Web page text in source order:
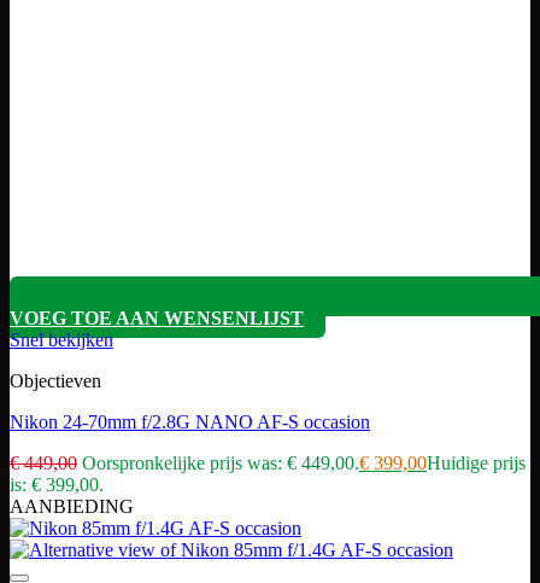
VOEG TOE AAN WENSENLIJST
Snel bekijken
Objectieven
Nikon 24-70mm f/2.8G NANO AF-S occasion
€449,00 Oorspronkelijke prijs was: € 449,00.€ 399,00Huidige prijs
is: € 399,00.
AANBIEDING